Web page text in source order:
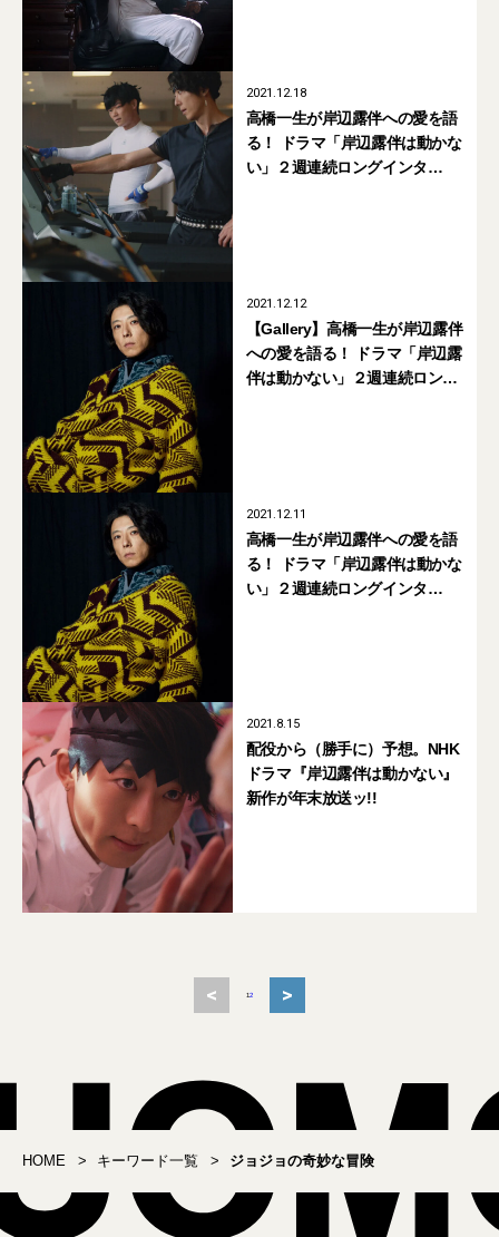
2021.12.18
高橋一生が岸辺露伴への愛を語
る！ ドラマ「岸辺露伴は動かな
い」２週連続ロングインタ
2021.12.12
【Gallery】高橋一生が岸辺露伴
への愛を語る！ ドラマ「岸辺露
伴は動かない」２週連続ロング
2021.12.11
高橋一生が岸辺露伴への愛を語
る！ ドラマ「岸辺露伴は動かな
い」２週連続ロングインタ
2021.8.15
配役から（勝手に）予想。NHK
ドラマ『岸辺露伴は動かない』
新作が年末放送ッ!!
< 12 >
HOME キーワード一覧 ジョジョの奇妙な冒険